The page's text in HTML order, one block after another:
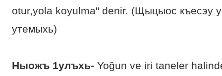
otur,yola koyulma" denir. (Щыцыос къесэу
утемыхь)
Ныожъ 1улъхь- Yoğun ve iri taneler